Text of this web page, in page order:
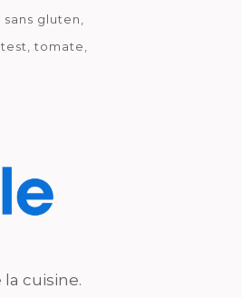
sans gluten
test
tomate
cuisine.